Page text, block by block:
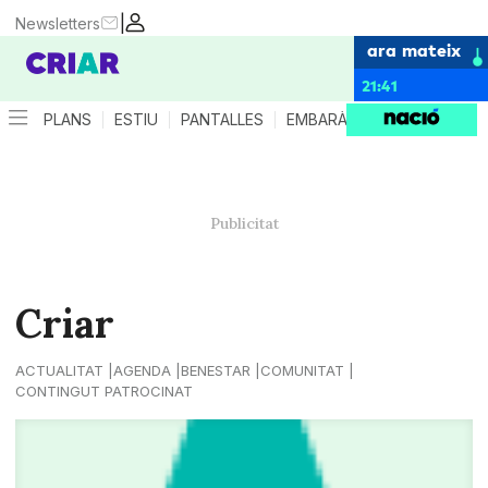
|
Newsletters
ara mateix
21:41
PLANS ESTIU PANTALLES EMBARÀS CRIANÇA
Criar
ACTUALITAT AGENDA BENESTAR
COMUNITAT
CONTINGUT PATROCINAT